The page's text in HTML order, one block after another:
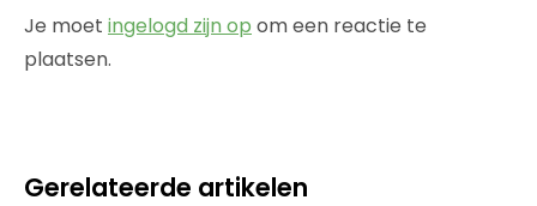
Je moet ingelogd zijn op om een reactie te
plaatsen.
Gerelateerde artikelen